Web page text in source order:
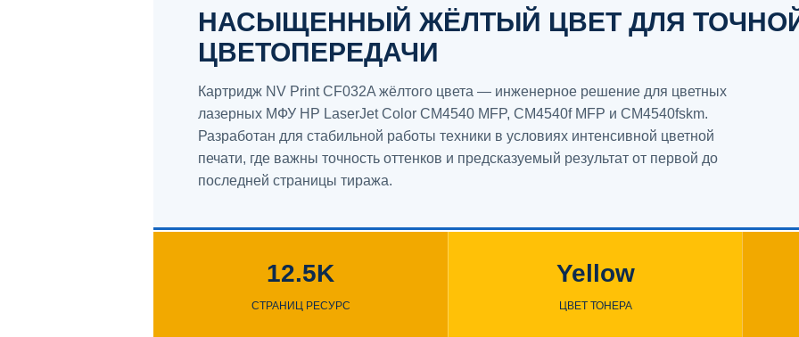
НАСЫЩЕННЫЙ ЖЁЛТЫЙ ЦВЕТ ДЛЯ
ЦВЕТОПЕРЕДАЧИ
Картридж NV Print CF032A жёлтого цвета — инженерное решение для цветных
лазерных МФУ HP LaserJet Color CM4540 MFP, CM4540f MFP и CM4540fskm.
Разработан для стабильной работы техники в условиях интенсивной цветной
печати, где важны точность оттенков и предсказуемый результат от первой до
последней страницы тиража.
12.5K
СТРАНИЦ РЕСУРС
Yellow
ЦВЕТ ТОНЕРА